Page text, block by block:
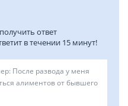
ответ
в течении 15 минут!